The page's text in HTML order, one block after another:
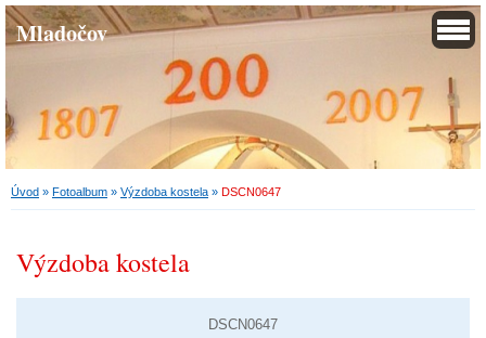
Mladočov
Úvod » Fotoalbum » Výzdoba kostela » DSCN0647
Výzdoba kostela
DSCN0647